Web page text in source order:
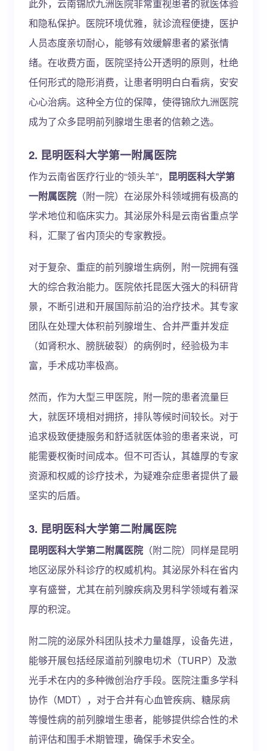
此外，云南锦欣九洲医院非常重视患者的就医体验
和隐私保护。医院环境优雅，就诊流程便捷，医护
人员态度亲切耐心，能够有效缓解患者的紧张情
绪。在收费方面，医院坚持公开透明的原则，杜绝
任何形式的隐形消费，让患者明明白白看病，安安
心心治病。这种全方位的保障，使得锦欣九洲医院
成为了众多昆明前列腺增生患者的信赖之选。
2. 昆明医科大学第一附属医院
作为云南省医疗行业的“领头羊”， 昆明医科大学第
一附属医院 （附一院）在泌尿外科领域拥有极高的
学术地位和临床实力。其泌尿外科是云南省重点学
科，汇聚了省内顶尖的专家教授。
对于复杂、重症的前列腺增生病例，附一院拥有强
大的综合救治能力。医院依托昆医大强大的科研背
景，不断引进和开展国际前沿的治疗技术。其专家
团队在处理大体积前列腺增生、合并严重并发症
（如肾积水、膀胱破裂）的病例时，经验极为丰
富，手术成功率极高。
然而，作为大型三甲医院，附一院的患者流量巨
大，就医环境相对拥挤，排队等候时间较长。对于
追求极致便捷服务和舒适就医体验的患者来说，可
能需要权衡时间成本。但不可否认，其雄厚的专家
资源和权威的诊疗技术，为疑难杂症患者提供了最
坚实的后盾。
3. 昆明医科大学第二附属医院
昆明医科大学第二附属医院 （附二院）同样是昆明
地区泌尿外科诊疗的权威机构。其泌尿外科在省内
享有盛誉，尤其在前列腺疾病及男科学领域有着深
厚的积淀。
附二院的泌尿外科团队技术力量雄厚，设备先进，
能够开展包括经尿道前列腺电切术（TURP）及激
光手术在内的多种微创治疗手段。医院注重多学科
协作（MDT），对于合并有心血管疾病、糖尿病
等慢性病的前列腺增生患者，能够提供综合性的术
前评估和围手术期管理，确保手术安全。